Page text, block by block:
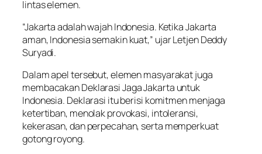
lintas elemen.
“Jakarta adalah wajah Indonesia. Ketika Jakarta
aman, Indonesia semakin kuat,” ujar Letjen Deddy
Suryadi.
Dalam apel tersebut, elemen masyarakat juga
membacakan Deklarasi Jaga Jakarta untuk
Indonesia. Deklarasi itu berisi komitmen menjaga
ketertiban, menolak provokasi, intoleransi,
kekerasan, dan perpecahan, serta memperkuat
gotong royong.